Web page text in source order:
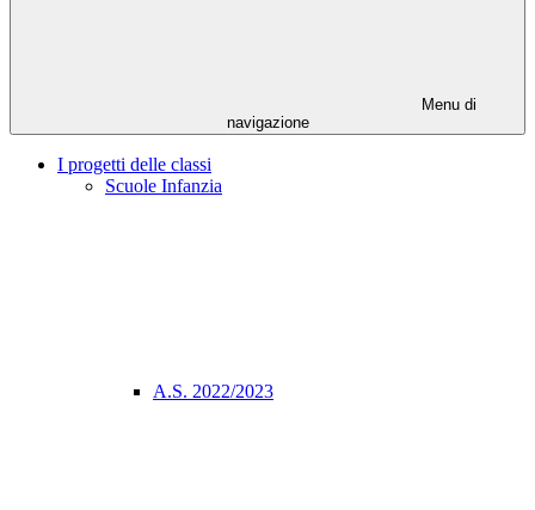
Menu di
navigazione
I progetti delle classi
Scuole Infanzia
A.S. 2022/2023